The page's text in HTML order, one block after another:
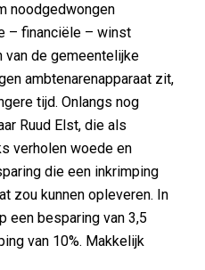
noodgedwongen
– financiële – winst
van de gemeentelijke
ambtenarenapparaat zit,
tijd. Onlangs nog
Ruud Elst, die als
verholen woede en
die een inkrimping
zou kunnen opleveren. In
een besparing van 3,5
van 10%. Makkelijk